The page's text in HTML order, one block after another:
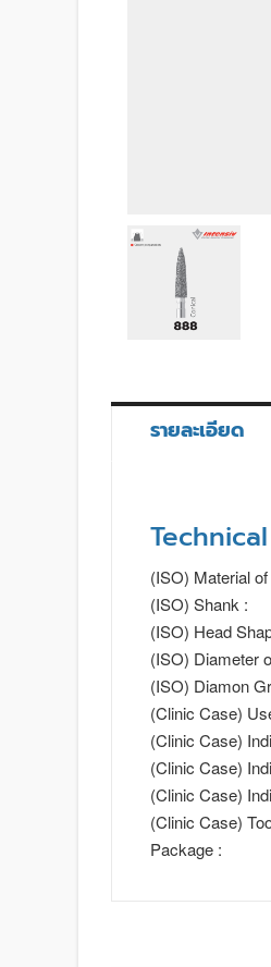
รายละเอียด
(ISO) Material
(ISO) Shank :
(ISO) Head
(ISO) Diameter
(ISO) Diamon
(Clinic Case)
(Clinic Case)
(Clinic Case)
(Clinic Case)
(Clinic Case)
Package :